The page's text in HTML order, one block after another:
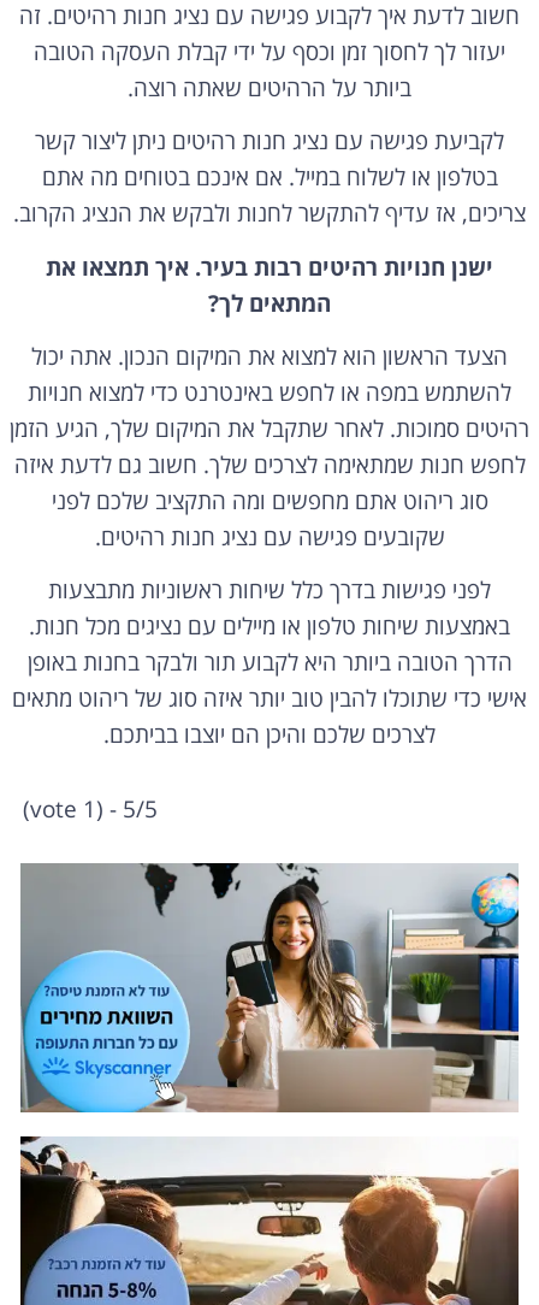
חשוב לדעת איך לקבוע פגישה עם נציג חנות רהיטים. זה
יעזור לך לחסוך זמן וכסף על ידי קבלת העסקה הטובה
ביותר על הרהיטים שאתה רוצה.
לקביעת פגישה עם נציג חנות רהיטים ניתן ליצור קשר
בטלפון או לשלוח במייל. אם אינכם בטוחים מה אתם
צריכים, אז עדיף להתקשר לחנות ולבקש את הנציג הקרוב.
ישנן חנויות רהיטים רבות בעיר. איך תמצאו את
המתאים לך?
הצעד הראשון הוא למצוא את המיקום הנכון. אתה יכול
להשתמש במפה או לחפש באינטרנט כדי למצוא חנויות
רהיטים סמוכות. לאחר שתקבל את המיקום שלך, הגיע הזמן
לחפש חנות שמתאימה לצרכים שלך. חשוב גם לדעת איזה
סוג ריהוט אתם מחפשים ומה התקציב שלכם לפני
שקובעים פגישה עם נציג חנות רהיטים.
לפני פגישות בדרך כלל שיחות ראשוניות מתבצעות
באמצעות שיחות טלפון או מיילים עם נציגים מכל חנות.
הדרך הטובה ביותר היא לקבוע תור ולבקר בחנות באופן
אישי כדי שתוכלו להבין טוב יותר איזה סוג של ריהוט מתאים
לצרכים שלכם והיכן הם יוצבו בביתכם.
5/5 - (1 vote)